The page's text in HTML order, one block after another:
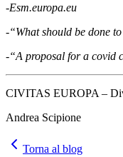
-Esm.europa.eu
-“What should be done
-“A proposal for a covid
CIVITAS EUROPA –
Andrea Scipione
Torna al blog